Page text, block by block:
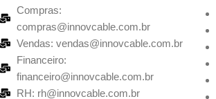
Compras:
compras@innovcable.com.br
Vendas: vendas@innovcable.com.br
Financeiro:
financeiro@innovcable.com.br
RH: rh@innovcable.com.br